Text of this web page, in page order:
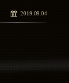
2019.09.04